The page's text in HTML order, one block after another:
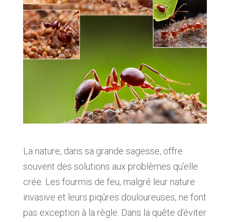
La nature, dans sa grande sagesse, offre
souvent des solutions aux problèmes qu’elle
crée. Les fourmis de feu, malgré leur nature
invasive et leurs piqûres douloureuses, ne font
pas exception à la règle. Dans la quête d’éviter